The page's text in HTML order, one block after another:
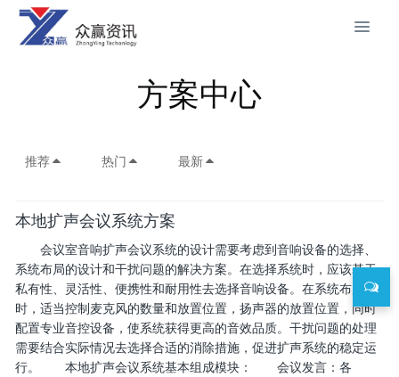
方案中心
推荐 热门 最新
本地扩声会议系统方案
会议室音响扩声会议系统的设计需要考虑到音响设备的选择、
系统布局的设计和干扰问题的解决方案。在选择系统时，应该基于
私有性、灵活性、便携性和耐用性去选择音响设备。在系统布局
时，适当控制麦克风的数量和放置位置，扬声器的放置位置，同时
配置专业音控设备，使系统获得更高的音效品质。干扰问题的处理
需要结合实际情况去选择合适的消除措施，促进扩声系统的稳定运
行。 本地扩声会议系统基本组成模块： 会议发言：各